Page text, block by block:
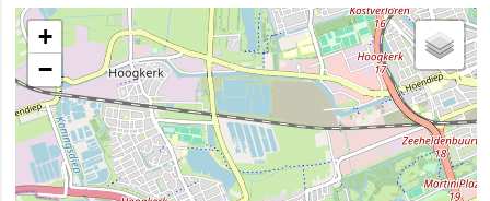
+
−